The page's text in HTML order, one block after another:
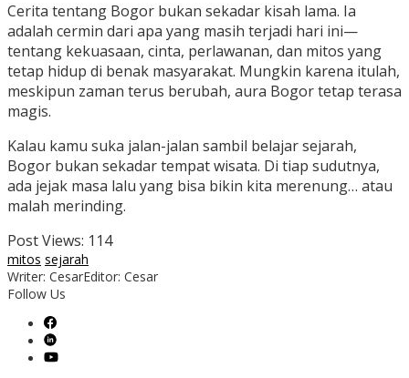
Cerita tentang Bogor bukan sekadar kisah lama. Ia
adalah cermin dari apa yang masih terjadi hari ini—
tentang kekuasaan, cinta, perlawanan, dan mitos yang
tetap hidup di benak masyarakat. Mungkin karena itulah,
meskipun zaman terus berubah, aura Bogor tetap terasa
magis.
Kalau kamu suka jalan-jalan sambil belajar sejarah,
Bogor bukan sekadar tempat wisata. Di tiap sudutnya,
ada jejak masa lalu yang bisa bikin kita merenung… atau
malah merinding.
Post Views: 114
mitos sejarah
Writer: CesarEditor: Cesar
Follow Us